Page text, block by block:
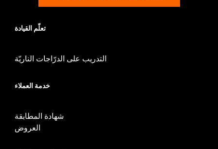
تعلّم القيادة
التدريب على الدرّاجات الناريّة
خدمة العملاء
شهادة المطابقة
العروض